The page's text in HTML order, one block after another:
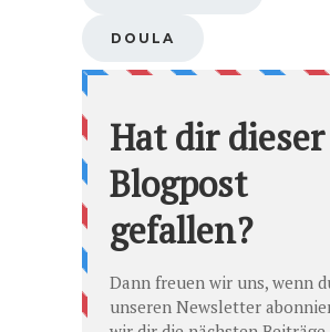
DOULA